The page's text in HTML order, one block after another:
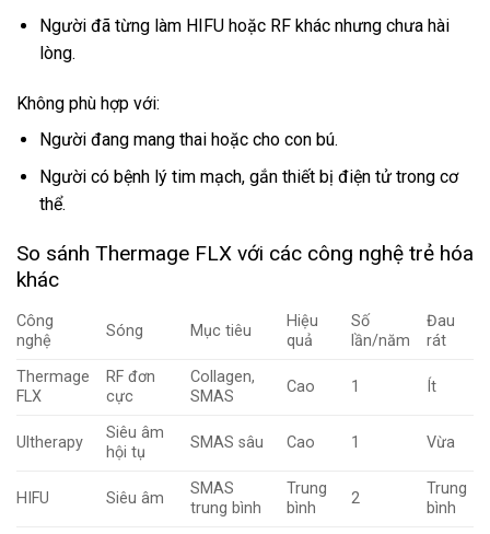
Người đã từng làm HIFU hoặc RF khác nhưng chưa hài
lòng.
Không phù hợp với:
Người đang mang thai hoặc cho con bú.
Người có bệnh lý tim mạch, gắn thiết bị điện tử trong cơ
thể.
So sánh Thermage FLX với các công nghệ trẻ hóa
khác
Công
nghệ
Sóng Mục tiêu
Hiệu
quả
Số
lần/năm
Đau
rát
Thermage
FLX
RF đơn
cực
Collagen,
SMAS
Cao 1 Ít
Ultherapy
Siêu âm
hội tụ
SMAS sâu Cao 1 Vừa
HIFU Siêu âm
SMAS
trung bình
Trung
bình
2
Trung
bình